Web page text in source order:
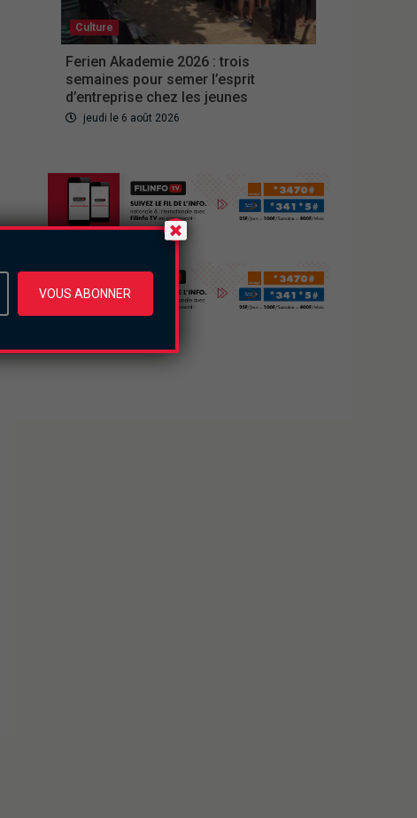
Culture
Ferien Akademie 2026 : trois
semaines pour semer l’esprit
d’entreprise chez les jeunes
jeudi le 6 août 2026
VOUS ABONNER